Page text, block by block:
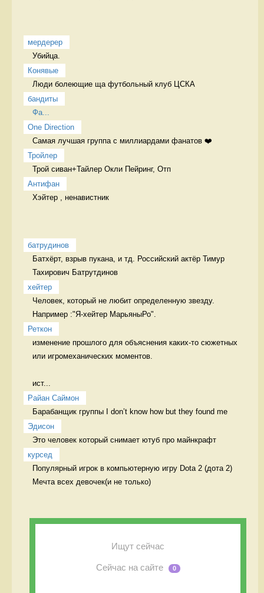
мердерер
Убийца.
Конявые
Люди болеющие ща футбольный клуб ЦСКА
бандиты
Фа...
One Direction
Самая лучшая группа с миллиардами фанатов ❤️
Тройлер
Трой сиван+Тайлер Окли Пейринг, Отп
Антифан
Хэйтер , ненавистник
батрудинов
Батхёрт, взрыв пукана, и тд. Российский актёр Тимур
Тахирович Батрутдинов
хейтер
Человек, который не любит определенную звезду.
Например :"Я-хейтер МарьяныРо".
Реткон
изменение прошлого для объяснения каких-то сюжетных
или игромеханических моментов.
ист...
Райан Саймон
Барабанщик группы I don’t know how but they found me
Эдисон
Это человек который снимает ютуб про майнкрафт
курсед
Популярный игрок в компьютерную игру Dota 2 (дота 2)
Мечта всех девочек(и не только)
Ищут сейчас
Сейчас на сайте 0